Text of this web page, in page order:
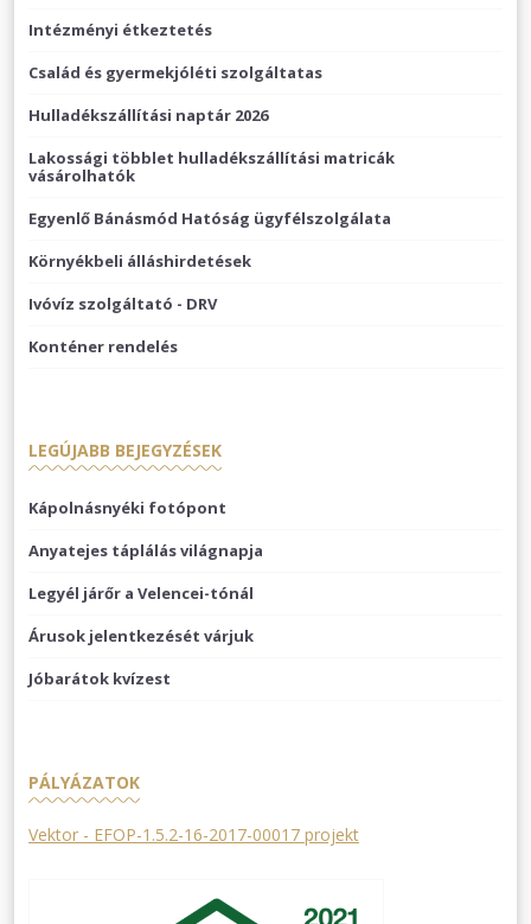
Intézményi étkeztetés
Család és gyermekjóléti szolgáltatas
Hulladékszállítási naptár 2026
Lakossági többlet hulladékszállítási matricák
vásárolhatók
Egyenlő Bánásmód Hatóság ügyfélszolgálata
Környékbeli álláshirdetések
Ivóvíz szolgáltató - DRV
Konténer rendelés
LEGÚJABB BEJEGYZÉSEK
Kápolnásnyéki fotópont
Anyatejes táplálás világnapja
Legyél járőr a Velencei-tónál
Árusok jelentkezését várjuk
Jóbarátok kvízest
PÁLYÁZATOK
Vektor - EFOP-1.5.2-16-2017-00017 projekt